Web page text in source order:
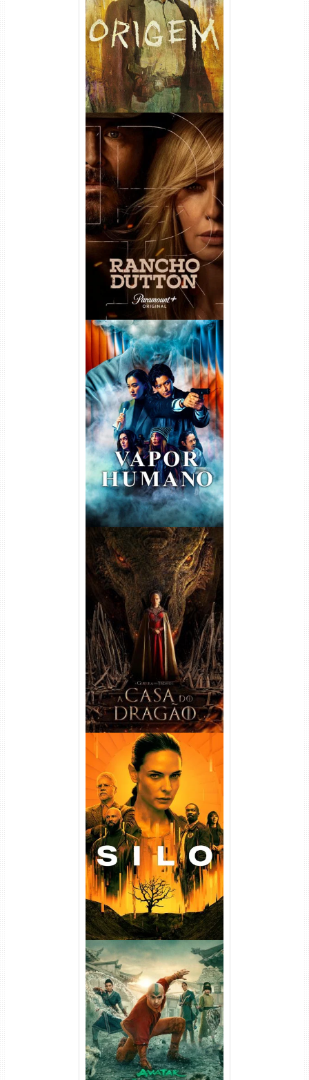
(2026) WEB-DL 1080p/4K
Dual Áudio
Rancho Dutton 1ª
Temporada Torrent (2026)
WEB-DL 1080p Dual Áudio
Vapor Humano 1ª Temporada
Torrent (2026) WEB-DL 1080p
Dual Áudio
A Casa do Dragão 1ª
Temporada Torrent (2022)
WEB-DL 720p/1080p Dual
Áudio
Silo 1ª Temporada Torrent
(2023) WEB-DL
720p/1080p/4K Dual Áudio
Avatar: O Último Mestre do
Ar 2ª Temporada Torrent
(2026) WEB-DL 1080p Dual
Áudio